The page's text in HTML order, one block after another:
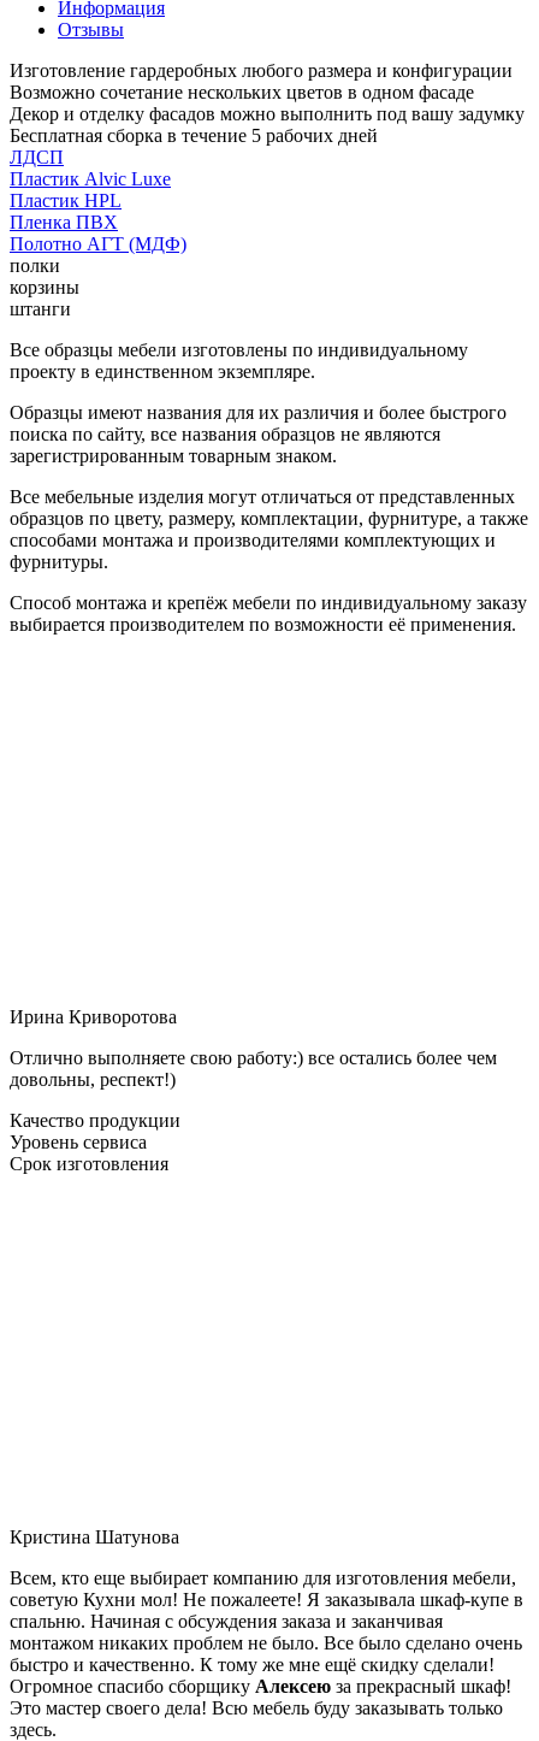
Информация
Отзывы
Изготовление гардеробных любого размера и конфигурации
Возможно сочетание нескольких цветов в одном фасаде
Декор и отделку фасадов можно выполнить под вашу задумку
Бесплатная сборка в течение 5 рабочих дней
ЛДСП
Пластик Alvic Luxe
Пластик HPL
Пленка ПВХ
Полотно АГТ (МДФ)
полки
корзины
штанги
Все образцы мебели изготовлены по индивидуальному
проекту в единственном экземпляре.
Образцы имеют названия для их различия и более быстрого
поиска по сайту, все названия образцов не являются
зарегистрированным товарным знаком.
Все мебельные изделия могут отличаться от представленных
образцов по цвету, размеру, комплектации, фурнитуре, а также
способами монтажа и производителями комплектующих и
фурнитуры.
Способ монтажа и крепёж мебели по индивидуальному заказу
выбирается производителем по возможности её применения.
Ирина Криворотова
Отлично выполняете свою работу:) все остались более чем
довольны, респект!)
Качество продукции
Уровень сервиса
Срок изготовления
Кристина Шатунова
Всем, кто еще выбирает компанию для изготовления мебели,
советую Кухни мол! Не пожалеете! Я заказывала шкаф-купе в
спальню. Начиная с обсуждения заказа и заканчивая
монтажом никаких проблем не было. Все было сделано очень
быстро и качественно. К тому же мне ещё скидку сделали!
Огромное спасибо сборщику Алексею за прекрасный шкаф!
Это мастер своего дела! Всю мебель буду заказывать только
здесь.